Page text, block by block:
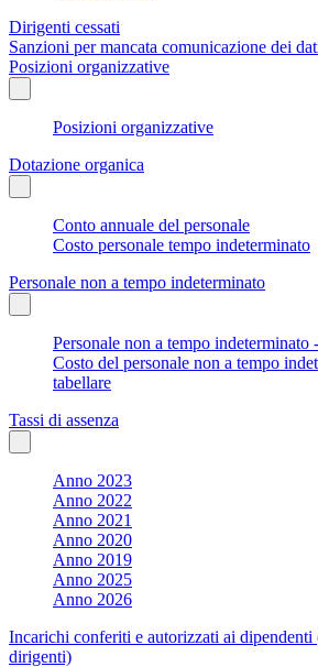
Dirigenti cessati
Sanzioni per mancata comunicazione dei
Posizioni organizzative
Posizioni organizzative
Dotazione organica
Conto annuale del personale
Costo personale tempo indeterminato
Personale non a tempo indeterminato
Personale non a tempo indeterminato
Costo del personale non a tempo
tabellare
Tassi di assenza
Anno 2023
Anno 2022
Anno 2021
Anno 2020
Anno 2019
Anno 2025
Anno 2026
Incarichi conferiti e autorizzati ai dipendenti
dirigenti)